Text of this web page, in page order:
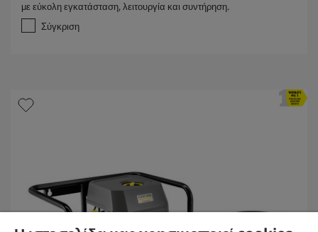
5
σ
α
.
με εύκολη εγκατάσταση, λειτουργία και συντήρηση.
Σύγκριση